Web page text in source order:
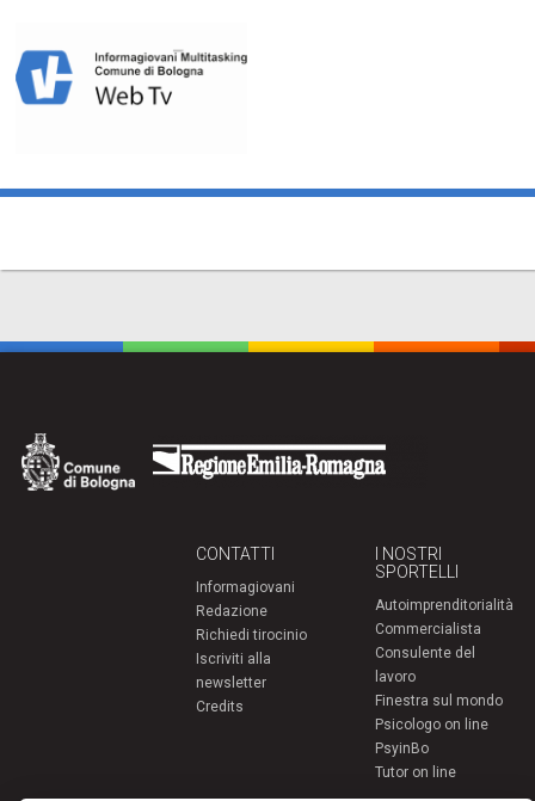
CONTATTI
Informagiovani
Redazione
Richiedi tirocinio
Iscriviti alla
newsletter
Credits
I NOSTRI
SPORTELLI
Autoimprenditorialità
Commercialista
Consulente del
lavoro
Finestra sul mondo
Psicologo on line
PsyinBo
Tutor on line